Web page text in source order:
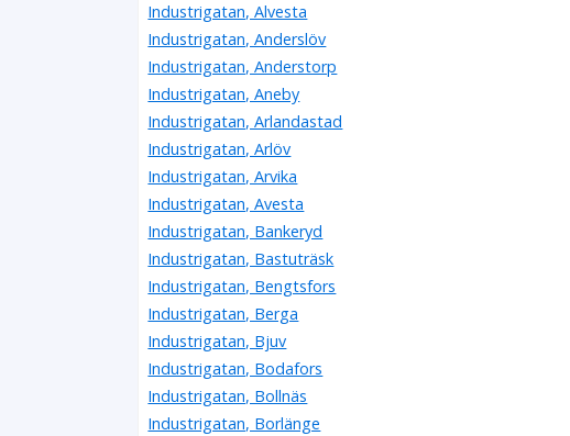
Industrigatan, Alvesta
Industrigatan, Anderslöv
Industrigatan, Anderstorp
Industrigatan, Aneby
Industrigatan, Arlandastad
Industrigatan, Arlöv
Industrigatan, Arvika
Industrigatan, Avesta
Industrigatan, Bankeryd
Industrigatan, Bastuträsk
Industrigatan, Bengtsfors
Industrigatan, Berga
Industrigatan, Bjuv
Industrigatan, Bodafors
Industrigatan, Bollnäs
Industrigatan, Borlänge